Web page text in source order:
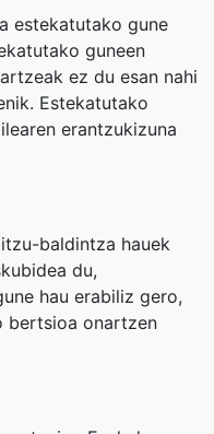
estekatutako gune
guneen
ez du esan nahi
Estekatutako
erantzukizuna
baldintza hauek
du,
hau erabiliz gero,
bertsioa onartzen